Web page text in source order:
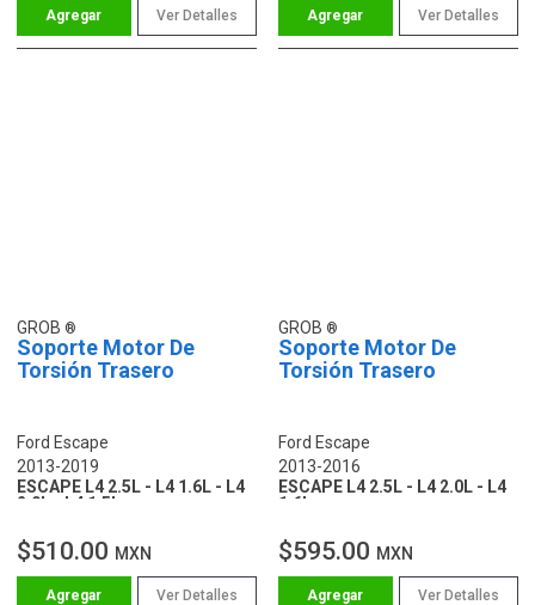
Ver Detalles Ver Detalles
GROB
Soporte Motor De
Torsión Trasero
Ford Escape
2013-2019
ESCAPE L4 2.5L - L4 1.6L - L4
2.0L - L4 1.5L
$510.00 MXN
Ver Detalles
GROB
Soporte Motor De
Torsión Trasero
Ford Escape
2013-2016
ESCAPE L4 2.5L - L4 2.0L - L4
1.6L
$595.00 MXN
Ver Detalles